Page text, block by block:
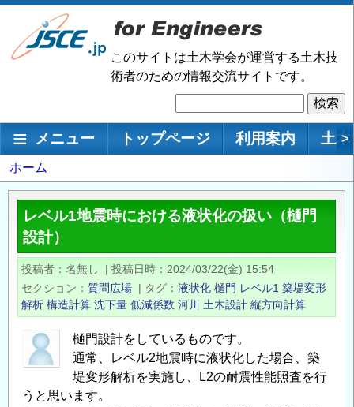
メ
ン
移
このサイトは土木学会が運営する土木技
術者のための情報交流サイトです。
索
メインナビゲーション
メニュー トップページ 利用案内 土 >
パ
ン
ず
ホーム
レベル1地震時における液状化の扱い（樋門
設計）
投稿者 名無し | 投稿日時
2024/03/22(金) 15:54
セクション
質問広場 | タグ 液状化 樋門 レベル1 築堤変形
解析 構造計算 沈下量 低減係数 河川 土木設計 縦方向計算
樋門設計をしているものです。
通常、レベル2地震時に液状化した場合、築
堤変形解析を実施し、L2の耐震性能照査を行
うと思います。